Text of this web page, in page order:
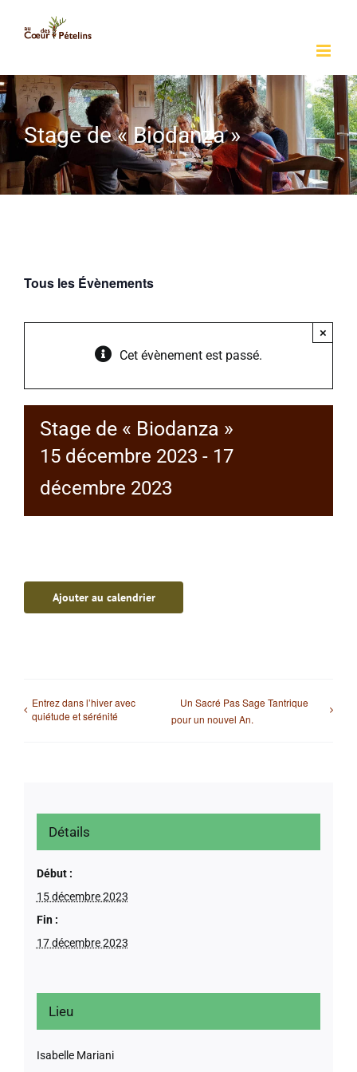
Stage de « Biodanza »
Tous les Évènements
Cet évènement est passé.
×
Stage de « Biodanza »
15 décembre 2023 - 17
décembre 2023
Ajouter au calendrier
Entrez dans l’hiver avec
quiétude et sérénité
Un Sacré Pas Sage Tantrique
pour un nouvel An.
Détails
Début :
15 décembre 2023
Fin :
17 décembre 2023
Lieu
Isabelle Mariani